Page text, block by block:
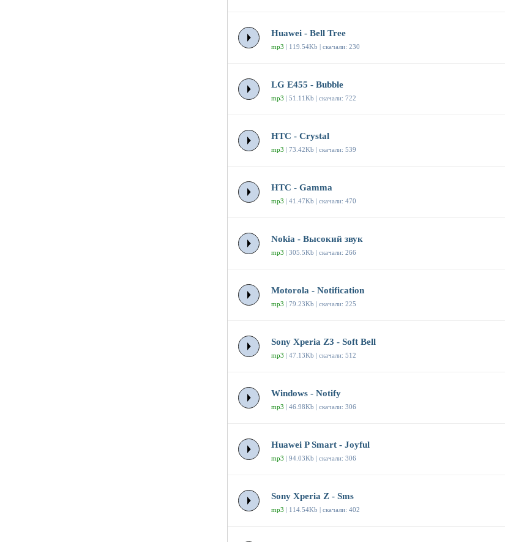
Huawei - Bell Tree
mp3 | 119.54Kb | скачали: 230
LG E455 - Bubble
mp3 | 51.11Kb | скачали: 722
HTC - Crystal
mp3 | 73.42Kb | скачали: 539
HTC - Gamma
mp3 | 41.47Kb | скачали: 470
Nokia - Высокий звук
mp3 | 305.5Kb | скачали: 266
Motorola - Notification
mp3 | 79.23Kb | скачали: 225
Sony Xperia Z3 - Soft Bell
mp3 | 47.13Kb | скачали: 512
Windows - Notify
mp3 | 46.98Kb | скачали: 306
Huawei P Smart - Joyful
mp3 | 94.03Kb | скачали: 306
Sony Xperia Z - Sms
mp3 | 114.54Kb | скачали: 402